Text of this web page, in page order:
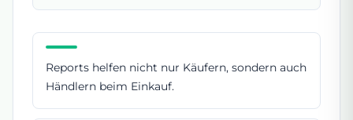
Reports helfen nicht nur Käufern, sondern auch
Händlern beim Einkauf.